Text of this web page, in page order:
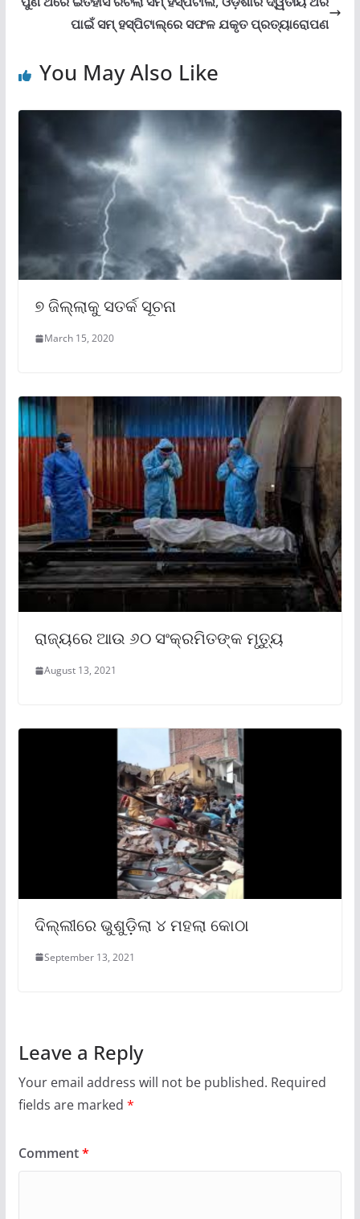
ପାଇଁ ସମ୍ ହସ୍ପିଟାଲ୍‌ରେ ସଫଳ ଯକୃତ ପ୍ରତ୍ୟାରୋପଣ
You May Also Like
୭ ଜିଲ୍ଲାକୁ ସତର୍କ ସୂଚନା
March 15, 2020
ରାଜ୍ୟରେ ଆଉ ୬୦ ସଂକ୍ରମିତଙ୍କ ମୃତ୍ୟୁ
August 13, 2021
ଦିଲ୍ଲୀରେ ଭୁଶୁଡ଼ିଲା ୪ ମହଲା କୋଠା
September 13, 2021
Leave a Reply
Your email address will not be published. Required
fields are marked *
Comment*